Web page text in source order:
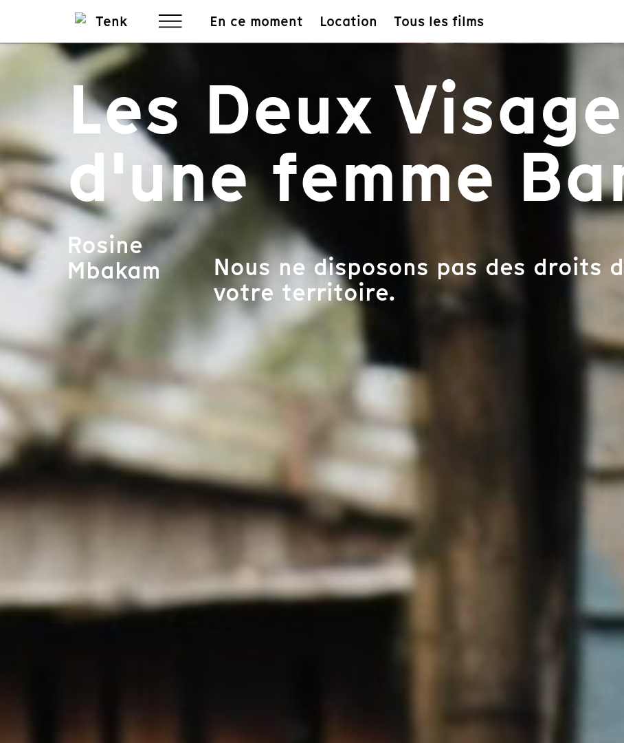
En ce moment Location Tous les films
Les Deux
d'une femme
Rosine
Mbakam Nous ne disposons pas des droits
votre territoire.